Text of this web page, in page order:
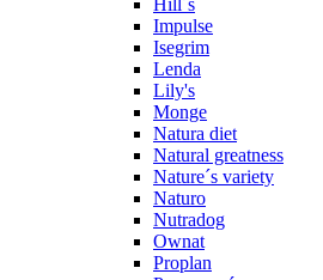
Hill´s
Impulse
Isegrim
Lenda
Lily's
Monge
Natura diet
Natural greatness
Nature´s variety
Naturo
Nutradog
Ownat
Proplan